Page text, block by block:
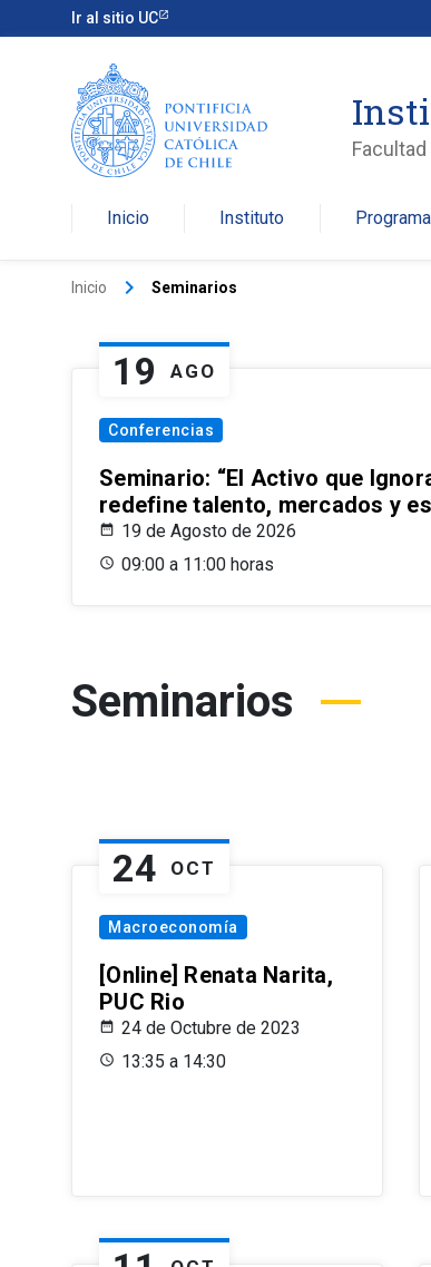
Ir al sitio UC
Inicio Instituto
Inicio keyboard_arrow_right Seminarios
19 AGO
Conferencias
Seminario: “El Activo que
redefine talento, mercados y
19 de Agosto de 2026
09:00 a 11:00 horas
Seminarios
24 OCT
Macroeconomía
[Online] Renata Narita,
PUC Rio
24 de Octubre de 2023
13:35 a 14:30